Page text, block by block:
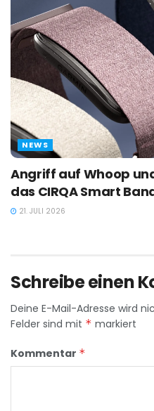
NEWS
Angriff auf Whoop
das CIRQA Smart
21. JULI 2026
Schreibe einen
Deine E-Mail-Adresse wird
Felder sind mit * markiert
Kommentar *